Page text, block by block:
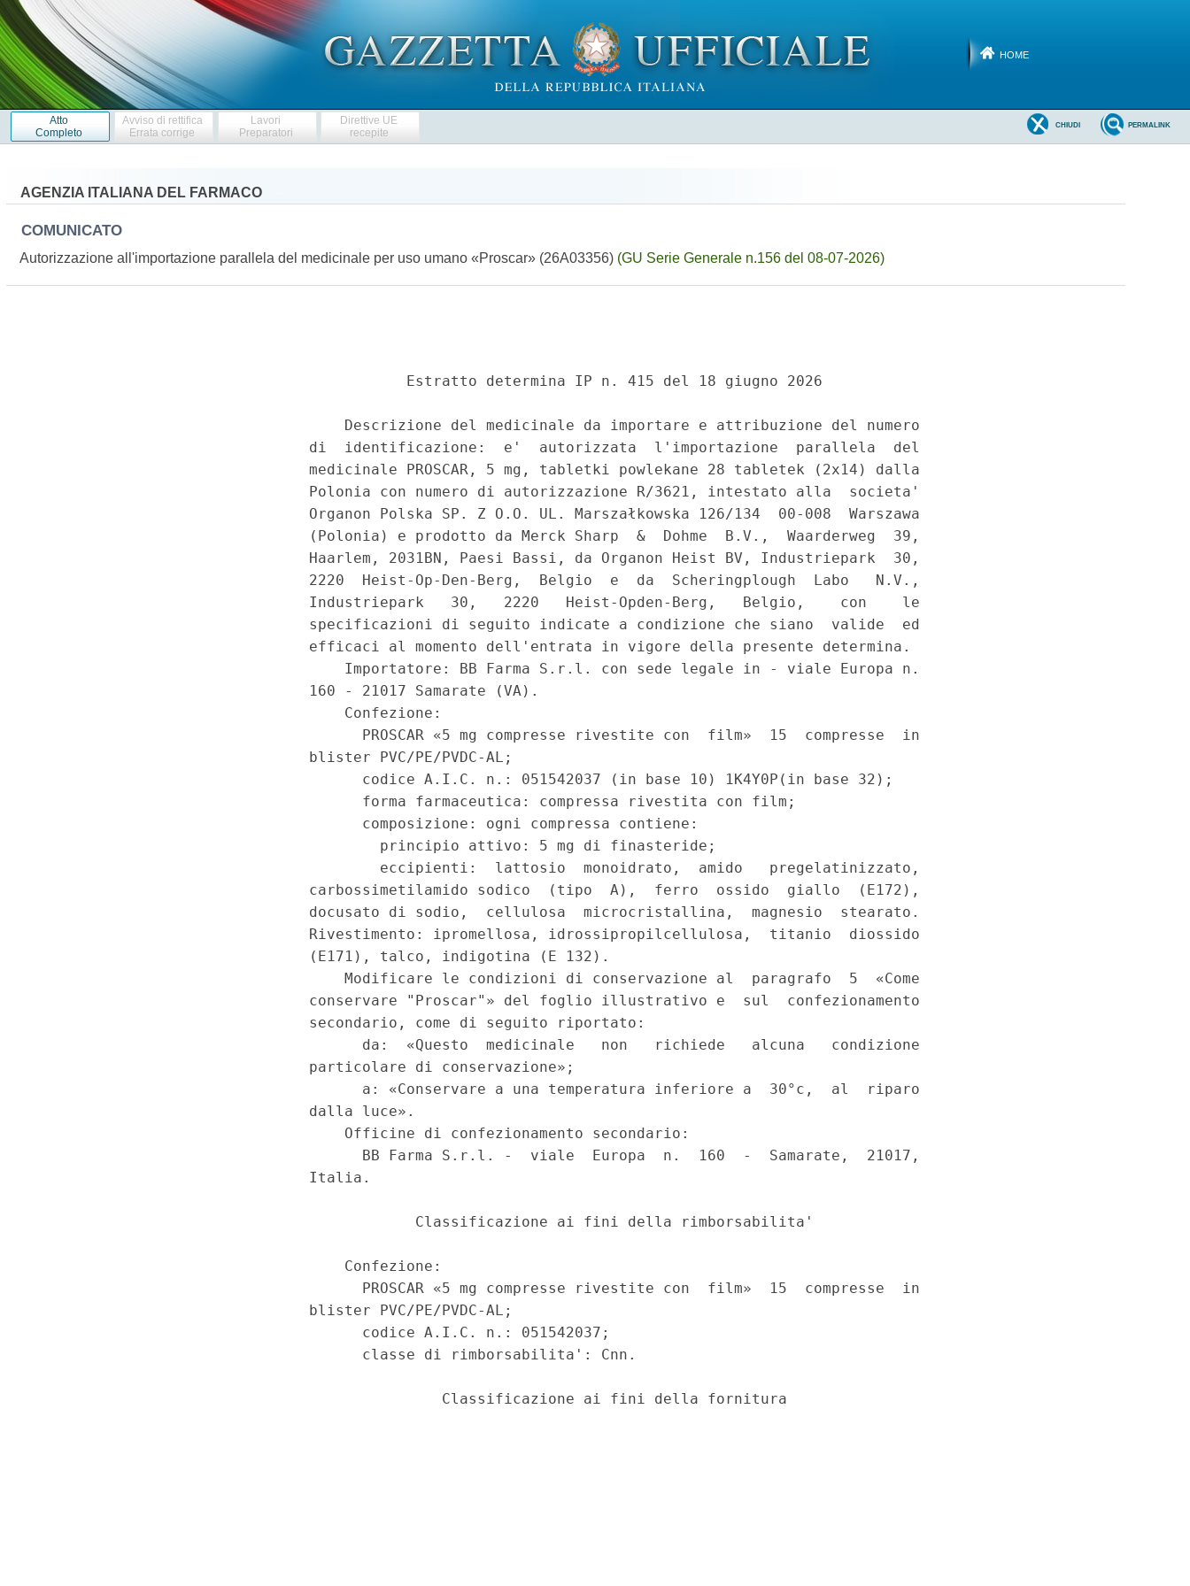
HOME
Atto
Completo
Avviso di rettifica
Errata corrige
Lavori
Preparatori
Direttive UE
recepite
PERMALINK
CHIUDI
AGENZIA ITALIANA DEL FARMACO
COMUNICATO
Autorizzazione all'importazione parallela del medicinale per uso umano «Proscar» (26A03356) (GU Serie Generale n.156 del 08-07-2026)